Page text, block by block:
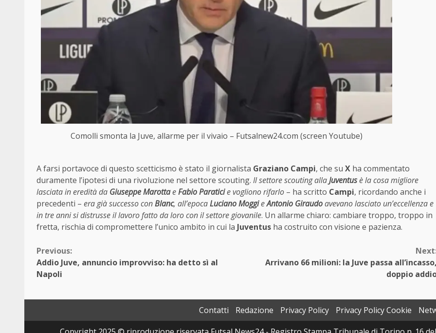
Comolli smonta la Juve, allarme per il vivaio – Futsalnew24.com (screen Youtube)
A farsi portavoce di questo scetticismo è stato il giornalista Graziano Campi, che su X ha commentato
duramente l’ipotesi di una rivoluzione nel settore scouting. Il settore scouting allaJuventusè la cosa migliore
lasciata in eredità da Giuseppe MarottaeFabio Paraticie vogliono rifarlo – ha scritto Campi, ricordando anche i
precedenti – era già successo conBlanc, all’epocaLuciano MoggieAntonio Giraudoavevano lasciato un’eccellenza e
in tre anni si distrusse il lavoro fatto da loro con il settore giovanile. Un allarme chiaro: cambiare troppo, troppo in
fretta, rischia di compromettere l’unico ambito in cui la Juventus ha costruito con visione e pazienza.
Continue
Reading
Previous:
Addio Juve, annuncio improvviso: ha detto sì al
Napoli
Arrivano 66 milioni: la Juve passa
doppio
Contatti Redazione Privacy Policy Privacy Policy Cookie